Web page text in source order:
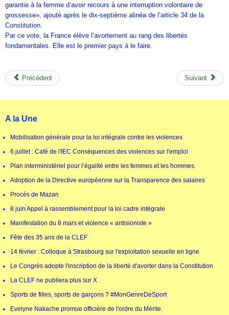
garantie à la femme d’avoir recours à une interruption volontaire de
grossesse», ajouté après le dix-septième alinéa de l’article 34 de la
Constitution.
Par ce vote, la France élève l’avortement au rang des libertés
fondamentales. Elle est le premier pays à le faire.
Précédent Suivant
A la Une
Mobilisation générale pour la loi intégrale contre les violences
6 juillet : Café de l'IEC Conséquences des violences sur l'emploi
Plan interministériel pour l’égalité entre les femmes et les hommes.
Adoption de la Directive européenne sur la Transparence des salaires
Procès de Mazan
8 juin Appel à rassemblement pour la loi cadre intégrale
Manifestation du 8 mars et violence « antisioniste »
Fête des 35 ans de la CLEF
14 février : Colloque à Strasbourg sur l'exploitation sexuelle en ligne
Le Congrès adopte l'inscription de la liberté d'avorter dans la Constitution
La CLEF ne publiera plus sur X
Sports de filles, sports de garçons ? #MonGenreDeSport
Evelyne Nakache promue officière de l'ordre du Mérite.